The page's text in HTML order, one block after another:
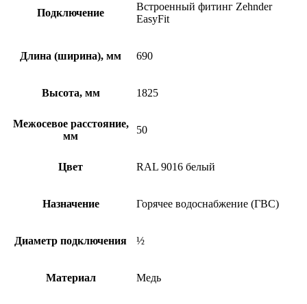
Подключение
Встроенный фитинг Zehnder
EasyFit
Длина (ширина), мм 690
Высота, мм 1825
Межосевое расстояние,
мм
50
Цвет RAL 9016 белый
Назначение Горячее водоснабжение (ГВС)
Диаметр подключения ½
Материал Медь